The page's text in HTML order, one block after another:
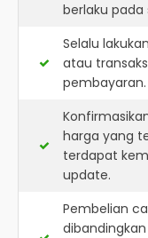
berlaku pada
Selalu
atau
pembayaran.
harga yang
terdapat
update.
Pembelian